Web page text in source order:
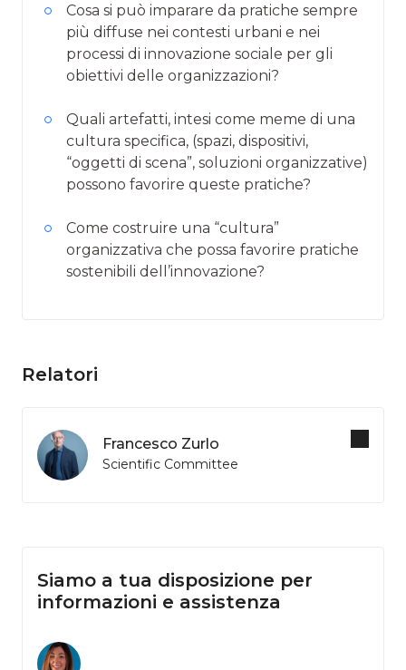
Cosa si può imparare da pratiche sempre
più diffuse nei contesti urbani e nei
processi di innovazione sociale per gli
obiettivi delle organizzazioni?
Quali artefatti, intesi come meme di una
cultura specifica, (spazi, dispositivi,
“oggetti di scena”, soluzioni organizzative)
possono favorire queste pratiche?
Come costruire una “cultura”
organizzativa che possa favorire pratiche
sostenibili dell’innovazione?
Relatori
Francesco Zurlo
Scientific Committee
Siamo a tua disposizione per
informazioni e assistenza